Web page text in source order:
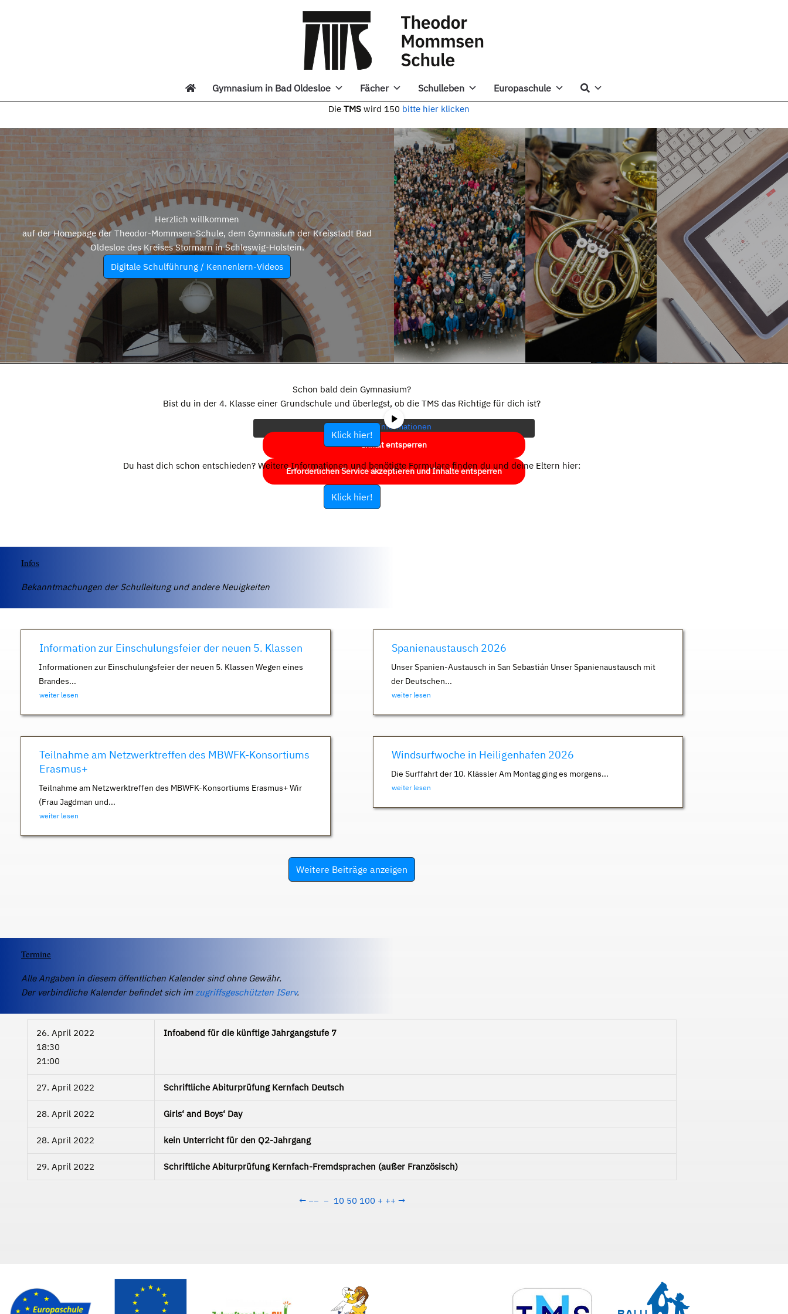
Gymnasium in Bad Oldesloe Fächer Schulleben Europaschule
Die TMS wird 150 bitte hier klicken
Herzlich willkommen
auf der Homepage der Theodor-Mommsen-Schule, dem Gymnasium der Kreisstadt Bad
Oldesloe des Kreises Stormarn in Schleswig-Holstein.
Digitale Schulführung / Kennenlern-Videos
eigentlichen Inhalt zuzugreifen, klicken Sie auf die Schaltfläche unten.
Bitte beachten Sie, dass dabei Daten an Drittanbieter weitergegeben
werden.
Mehr Informationen
Inhalt entsperren
Erforderlichen Service akzeptieren und Inhalte entsperren
Schon bald dein Gymnasium?
Bist du in der 4. Klasse einer Grundschule und überlegst, ob die TMS das Richtige für dich ist?
Klick hier!
Du hast dich schon entschieden? Weitere Informationen und benötigte Formulare finden du und deine Eltern hier:
Klick hier!
Infos
Bekanntmachungen der Schulleitung und andere Neuigkeiten
Information zur Einschulungsfeier der neuen 5. Klassen
Informationen zur Einschulungsfeier der neuen 5. Klassen Wegen eines
Brandes...
weiter lesen
Spanienaustausch 2026
Unser Spanien-Austausch in San Sebastián Unser Spanienaustausch mit
der Deutschen...
weiter lesen
Teilnahme am Netzwerktreffen des MBWFK-Konsortiums
Erasmus+
Teilnahme am Netzwerktreffen des MBWFK-Konsortiums Erasmus+ Wir
(Frau Jagdman und...
weiter lesen
Windsurfwoche in Heiligenhafen 2026
Die Surffahrt der 10. Klässler Am Montag ging es morgens...
weiter lesen
Weitere Beiträge anzeigen
Termine
Alle Angaben in diesem öffentlichen Kalender sind ohne Gewähr.
Der verbindliche Kalender befindet sich imzugriffsgeschützten IServ.
26. April 2022
18:30
21:00
Infoabend für die künftige Jahrgangstufe 7
27. April 2022 Schriftliche Abiturprüfung Kernfach Deutsch
28. April 2022 Girls‘ and Boys‘ Day
28. April 2022 kein Unterricht für den Q2-Jahrgang
29. April 2022 Schriftliche Abiturprüfung Kernfach-Fremdsprachen (außer Französisch)
← −− − 10 50 100 + ++ →